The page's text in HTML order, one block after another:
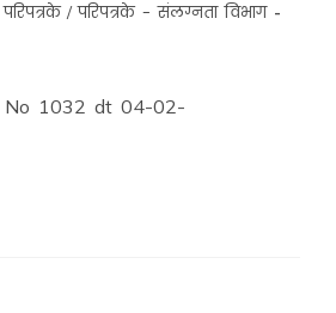
परिपत्रके / परिपत्रके - संलग्नता विभाग
No 1032 dt 04-02-